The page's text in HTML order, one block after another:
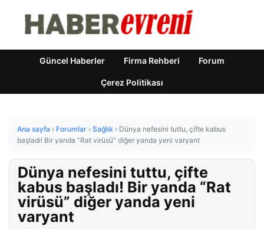
Güncel Haberler Firma Rehberi Forum
Çerez Politikası
Ana sayfa › Forumlar › Sağlık › Dünya nefesini tuttu, çifte kabus
başladı! Bir yanda “Rat virüsü” diğer yanda yeni varyant
Dünya nefesini tuttu, çifte
kabus başladı! Bir yanda “Rat
virüsü” diğer yanda yeni
varyant